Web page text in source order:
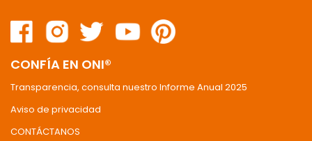
CONFÍA EN ONI®
Transparencia, consulta nuestro Informe Anual 2025
Aviso de privacidad
CONTÁCTANOS